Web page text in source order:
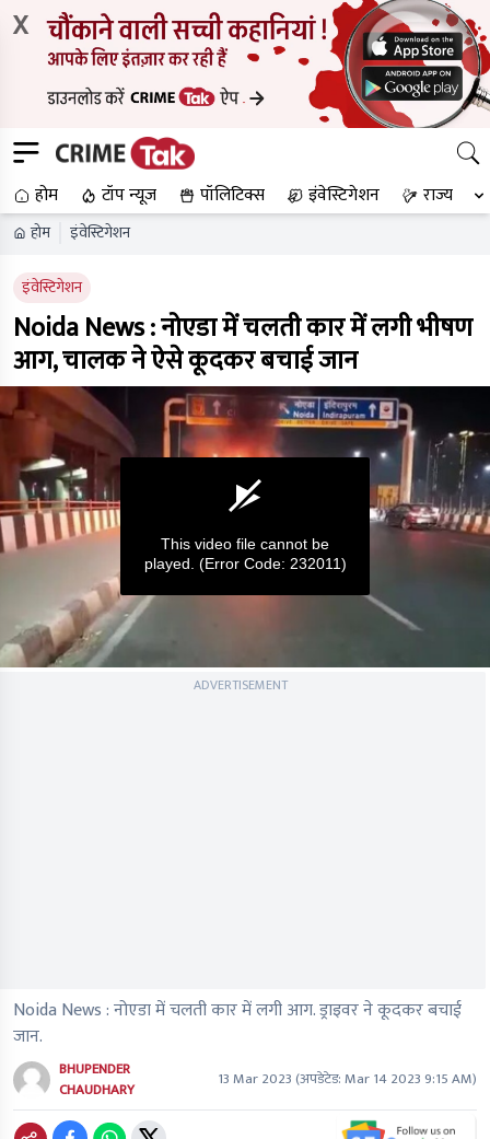
X
होम टॉप न्यूज पॉलिटिक्स इंवेस्टिगेशन राज्य
होम इंवेस्टिगेशन
इंवेस्टिगेशन
Noida News : नोएडा में चलती कार में लगी भीषण
आग, चालक ने ऐसे कूदकर बचाई जान
This video file cannot be
played. (Error Code: 232011)
ADVERTISEMENT
Noida News : नोएडा में चलती कार में लगी आग. ड्राइवर ने कूदकर बचाई
जान.
BHUPENDER
CHAUDHARY
13 Mar 2023(अपडेटेड:Mar 14 2023 9:15 AM)